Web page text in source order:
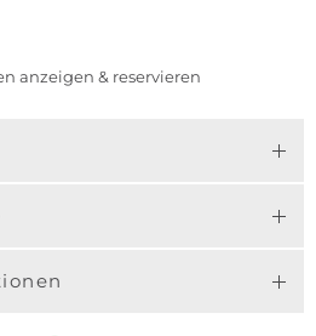
anzeigen & reservieren